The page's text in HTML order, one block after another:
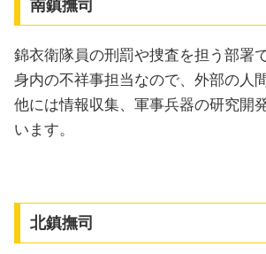
南鎮撫司
錦衣衛隊員の刑罰や捜査を担う部署で
身内の不祥事担当なので、外部の人
他には情報収集、軍事兵器の研究開
います。
北鎮撫司